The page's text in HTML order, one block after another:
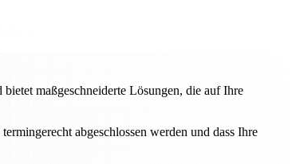
maßgeschneiderte Lösungen, die auf Ihre
abgeschlossen werden und dass Ihre